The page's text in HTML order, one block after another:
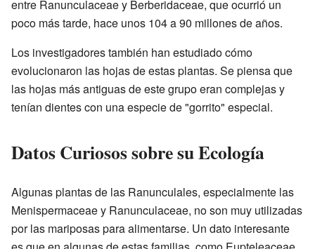
entre Ranunculaceae y Berberidaceae, que ocurrió un
poco más tarde, hace unos 104 a 90 millones de años.
Los investigadores también han estudiado cómo
evolucionaron las hojas de estas plantas. Se piensa que
las hojas más antiguas de este grupo eran complejas y
tenían dientes con una especie de "gorrito" especial.
Datos Curiosos sobre su Ecología
Algunas plantas de las Ranunculales, especialmente las
Menispermaceae y Ranunculaceae, no son muy utilizadas
por las mariposas para alimentarse. Un dato interesante